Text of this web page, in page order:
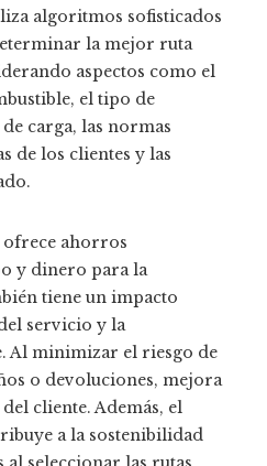
algoritmos sofisticados
la mejor ruta
aspectos como el
el tipo de
carga, las normas
de los clientes y las
ahorros
y dinero para la
tiene un impacto
servicio y la
Al minimizar el riesgo de
o devoluciones, mejora
cliente. Además, el
a la sostenibilidad